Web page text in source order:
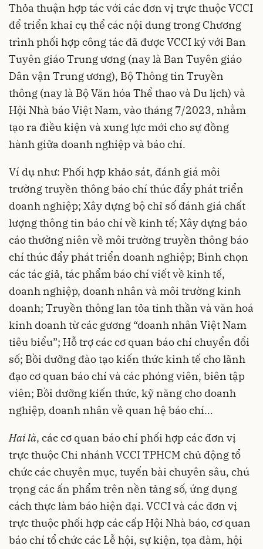
Thỏa thuận hợp tác với các đơn vị trực thuộc VCCI
để triển khai cụ thể các nội dung trong Chương
trình phối hợp công tác đã được VCCI ký với Ban
Tuyên giáo Trung ương (nay là Ban Tuyên giáo
Dân vận Trung ương), Bộ Thông tin Truyền
thông (nay là Bộ Văn hóa Thể thao và Du lịch) và
Hội Nhà báo Việt Nam, vào tháng 7/2023, nhằm
tạo ra điều kiện và xung lực mới cho sự đồng
hành giữa doanh nghiệp và báo chí.
Ví dụ như: Phối hợp khảo sát, đánh giá môi
trường truyền thông báo chí thúc đẩy phát triển
doanh nghiệp; Xây dựng bộ chỉ số đánh giá chất
lượng thông tin báo chí về kinh tế; Xây dựng báo
cáo thường niên về môi trường truyền thông báo
chí thúc đẩy phát triển doanh nghiệp; Bình chọn
các tác giả, tác phẩm báo chí viết về kinh tế,
doanh nghiệp, doanh nhân và môi trường kinh
doanh; Truyền thông lan tỏa tinh thần và văn hoá
kinh doanh từ các gương “doanh nhân Việt Nam
tiêu biểu”; Hỗ trợ các cơ quan báo chí chuyển đổi
số; Bồi dưỡng đào tạo kiến thức kinh tế cho lãnh
đạo cơ quan báo chí và các phóng viên, biên tập
viên; Bồi dưỡng kiến thức, kỹ năng cho doanh
nghiệp, doanh nhân về quan hệ báo chí…
Hai là, các cơ quan báo chí phối hợp các đơn vị
trực thuộc Chi nhánh VCCI TPHCM chủ động tổ
chức các chuyên mục, tuyến bài chuyên sâu, chú
trọng các ấn phẩm trên nền tảng số, ứng dụng
cách thực làm báo hiện đại. VCCI và các đơn vị
trực thuộc phối hợp các cấp Hội Nhà báo, cơ quan
báo chí tổ chức các Lễ hội, sự kiện, tọa đàm, hội